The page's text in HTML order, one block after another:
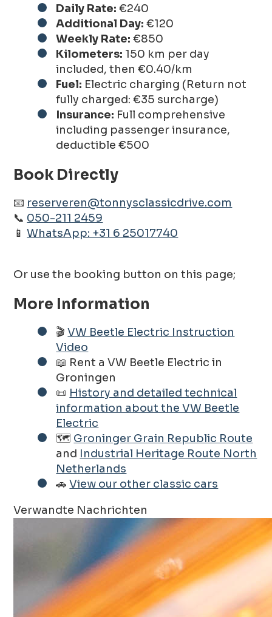
Daily Rate: €240
Additional Day: €120
Weekly Rate: €850
Kilometers: 150 km per day
included, then €0.40/km
Fuel: Electric charging (Return not
fully charged: €35 surcharge)
Insurance: Full comprehensive
including passenger insurance,
deductible €500
Book Directly
📧 reserveren@tonnysclassicdrive.com
📞 050-211 2459
📱WhatsApp: +31 6 25017740
Or use the booking button on this page;
More Information
🎬VW Beetle Electric Instruction
Video
📖 Rent a VW Beetle Electric in
Groningen
📜 History and detailed technical
information about the VW Beetle
Electric
🗺️ Groninger Grain Republic Route
and Industrial Heritage Route North
Netherlands
🚗View our other classic cars
Verwandte Nachrichten